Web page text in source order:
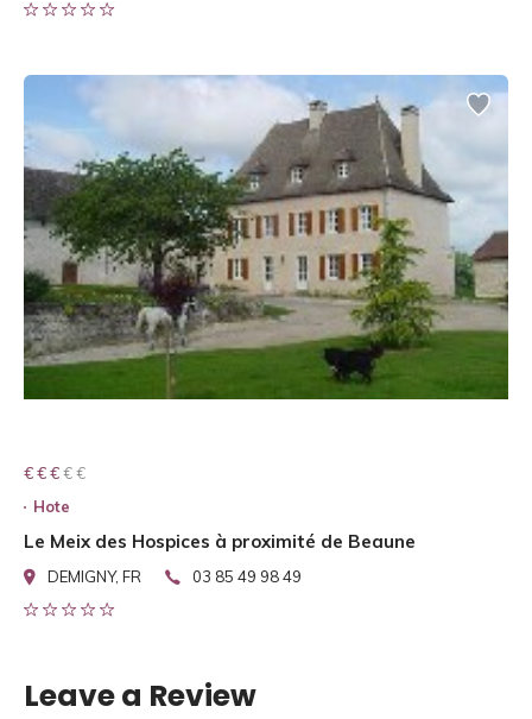
€ € € € €
€ € €
Hote
Le Meix des Hospices à proximité de Beaune
DEMIGNY, FR 03 85 49 98 49
Leave a Review